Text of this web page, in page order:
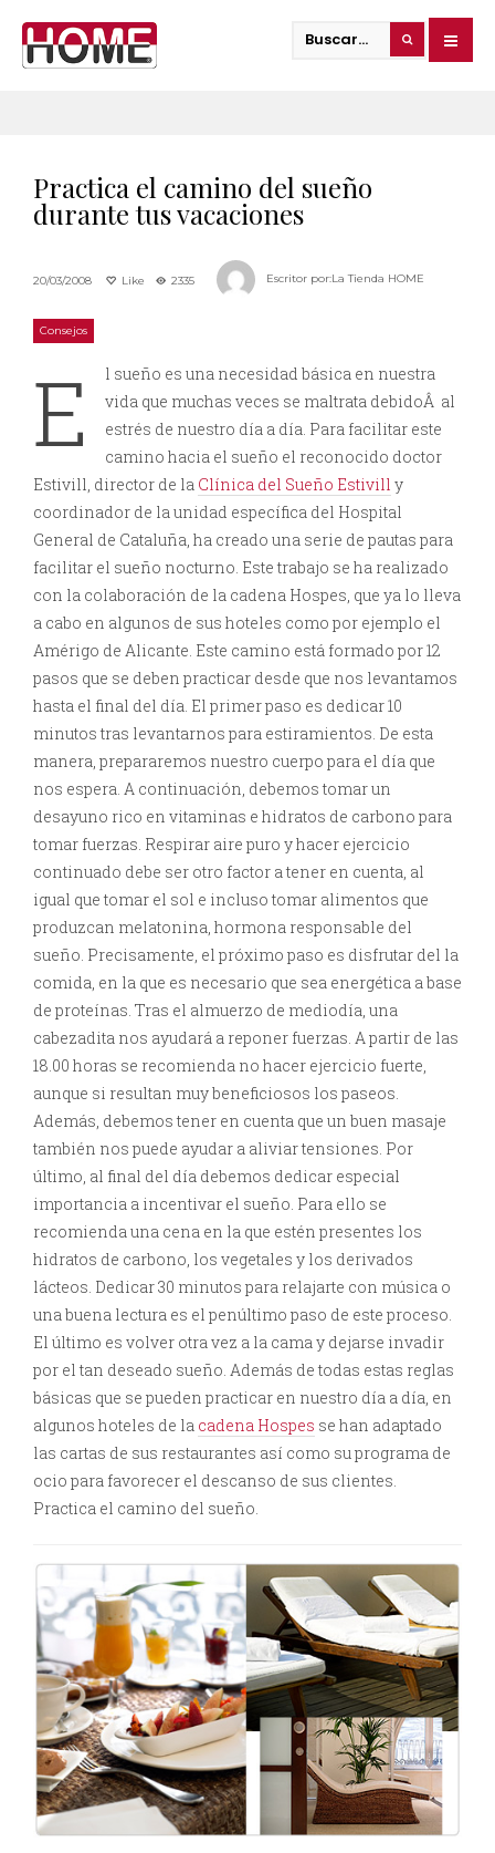
Practica el camino del sueño
durante tus vacaciones
20/03/2008 Like 2335 Escritor por:La Tienda HOME
Consejos
E
l sueño es una necesidad básica en nuestra
vida que muchas veces se maltrata debidoÂ al
estrés de nuestro día a día. Para facilitar este
camino hacia el sueño el reconocido doctor
Estivill, director de la Clínica del Sueño Estivill y
coordinador de la unidad específica del Hospital
General de Cataluña, ha creado una serie de pautas para
facilitar el sueño nocturno. Este trabajo se ha realizado
con la colaboración de la cadena Hospes, que ya lo lleva
a cabo en algunos de sus hoteles como por ejemplo el
Amérigo de Alicante. Este camino está formado por 12
pasos que se deben practicar desde que nos levantamos
hasta el final del día. El primer paso es dedicar 10
minutos tras levantarnos para estiramientos. De esta
manera, prepararemos nuestro cuerpo para el día que
nos espera. A continuación, debemos tomar un
desayuno rico en vitaminas e hidratos de carbono para
tomar fuerzas. Respirar aire puro y hacer ejercicio
continuado debe ser otro factor a tener en cuenta, al
igual que tomar el sol e incluso tomar alimentos que
produzcan melatonina, hormona responsable del
sueño. Precisamente, el próximo paso es disfrutar del la
comida, en la que es necesario que sea energética a base
de proteínas. Tras el almuerzo de mediodía, una
cabezadita nos ayudará a reponer fuerzas. A partir de las
18.00 horas se recomienda no hacer ejercicio fuerte,
aunque si resultan muy beneficiosos los paseos.
Además, debemos tener en cuenta que un buen masaje
también nos puede ayudar a aliviar tensiones. Por
último, al final del día debemos dedicar especial
importancia a incentivar el sueño. Para ello se
recomienda una cena en la que estén presentes los
hidratos de carbono, los vegetales y los derivados
lácteos. Dedicar 30 minutos para relajarte con música o
una buena lectura es el penúltimo paso de este proceso.
El último es volver otra vez a la cama y dejarse invadir
por el tan deseado sueño. Además de todas estas reglas
básicas que se pueden practicar en nuestro día a día, en
algunos hoteles de la cadena Hospes se han adaptado
las cartas de sus restaurantes así como su programa de
ocio para favorecer el descanso de sus clientes.
Practica el camino del sueño.